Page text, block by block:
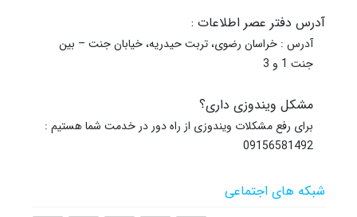
آدرس دفتر عصر اطلاعات :
آدرس : خراسان رضوی، تربت حیدریه، خیابان جنت – بین
جنت 1 و 3
مشکل ویندوزی داری؟
برای رفع مشکلات ویندوزی از راه دور در خدمت شما هستیم :
09156581492
شبکه های اجتماعی